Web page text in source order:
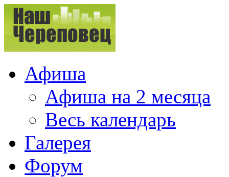
Афиша
Афиша на 2 месяца
Весь календарь
Галерея
Форум